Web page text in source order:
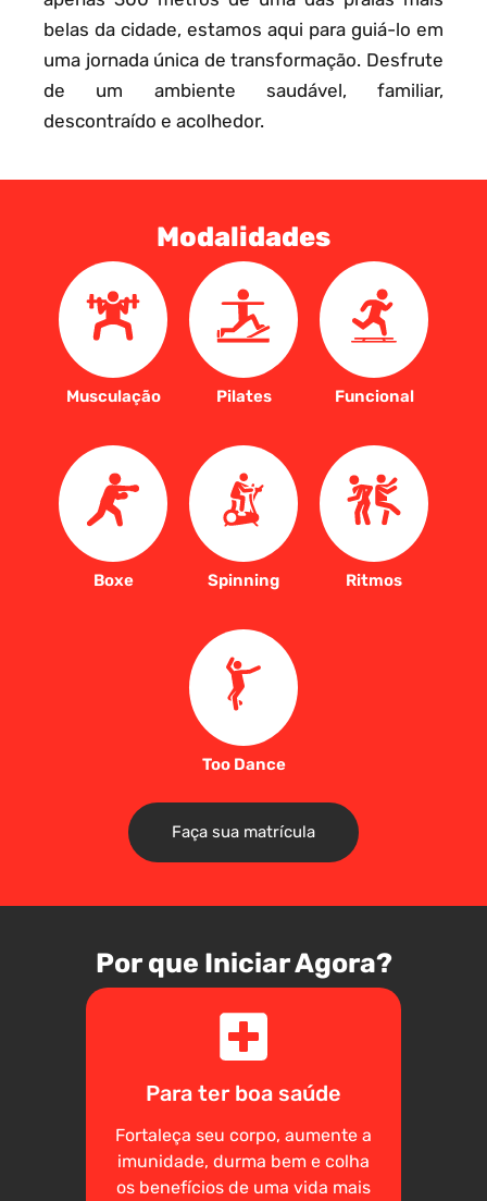
belas da cidade, estamos aqui para guiá-lo em
uma jornada única de transformação. Desfrute
de um ambiente saudável, familiar,
descontraído e acolhedor.
Modalidades
Musculação Pilates Funcional
Boxe Spinning Ritmos
Too Dance
Faça sua matrícula
Por que Iniciar Agora?
Para ter boa saúde
Fortaleça seu corpo, aumente a
imunidade, durma bem e colha
os benefícios de uma vida mais